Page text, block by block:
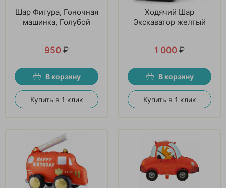
Шар Фигура, Гоночная
машинка, Голубой
950 ₽
В корзину
Купить в 1 клик
Ходячий Шар
Экскаватор желтый
1 000 ₽
В корзину
Купить в 1 клик